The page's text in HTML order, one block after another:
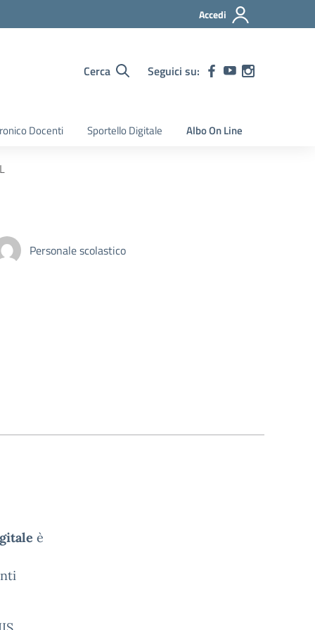
Accedi
Cerca Seguici su:
Docenti Sportello Digitale Albo On Line
Personale scolastico
è